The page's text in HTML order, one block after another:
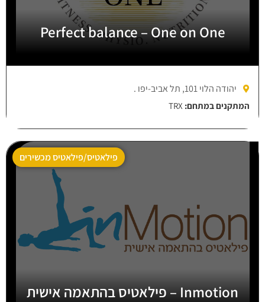
Perfect balance – One on One
יהודה הלוי 101, תל אביב-יפו .
המתקנים במתחם: TRX
פילאטיס/פילאטיס מכשירים
Inmotion – פילאטיס בהתאמה אישית